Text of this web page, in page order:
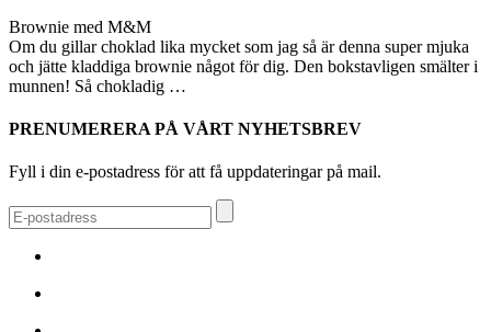
Brownie med M&M
Om du gillar choklad lika mycket som jag så är denna super mjuka
och jätte kladdiga brownie något för dig. Den bokstavligen smälter i
munnen! Så chokladig …
PRENUMERERA PÅ VÅRT NYHETSBREV
Fyll i din e-postadress för att få uppdateringar på mail.